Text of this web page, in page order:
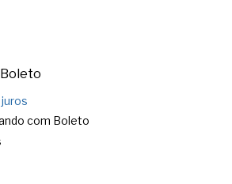
Boleto
com Boleto